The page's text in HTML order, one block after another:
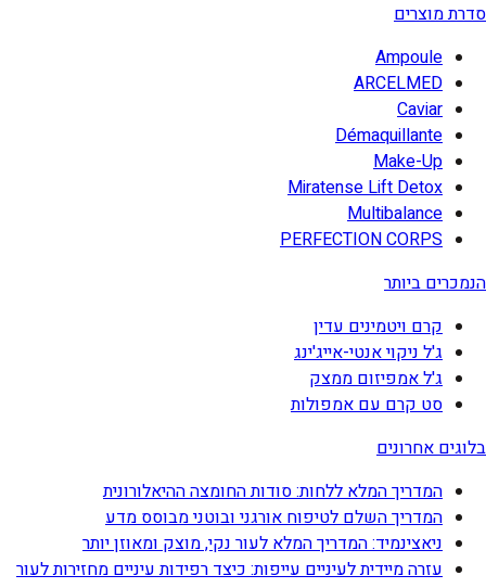
סדרת מוצרים
Ampoule
ARCELMED
Caviar
Démaquillante
Make-Up
Miratense Lift Detox
Multibalance
PERFECTION CORPS
הנמכרים ביותר
קרם ויטמינים עדין
ג'ל ניקוי אנטי-אייג'ינג
ג'ל אמפיזום ממצק
סט קרם עם אמפולות
בלוגים אחרונים
המדריך המלא ללחות: סודות החומצה ההיאלורונית
המדריך השלם לטיפוח אורגני ובוטני מבוסס מדע
ניאצינמיד: המדריך המלא לעור נקי, מוצק ומאוזן יותר
עזרה מיידית לעיניים עייפות: כיצד רפידות עיניים מחזירות לעור